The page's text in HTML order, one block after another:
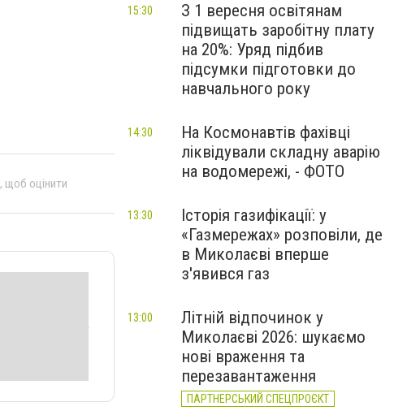
, щоб оцінити
З 1 вересня освітянам
підвищать заробітну плату
на 20%: Уряд підбив
підсумки підготовки до
навчального року
15:30
На Космонавтів фахівці
ліквідували складну аварію
на водомережі, - ФОТО
14:30
Історія газифікації: у
«Газмережах» розповіли, де
в Миколаєві вперше
з'явився газ
13:30
Літній відпочинок у
Миколаєві 2026: шукаємо
нові враження та
перезавантаження
ПАРТНЕРСЬКИЙ СПЕЦПРОЄКТ
13:00